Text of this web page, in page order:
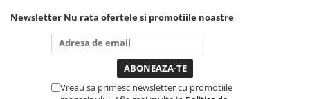
nevoie lumina puternica si
destul de mult dar daca o
bagi la priza nu mai ai
treaba toata ziua ,ce...
Newsletter Nu rata ofertele si promotiile noastre
Vreau sa primesc newsletter cu promotiile